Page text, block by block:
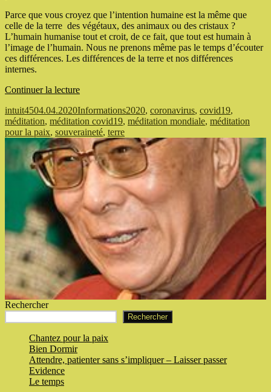
Parce que vous croyez que l’intention humaine est la même que
celle de la terre des végétaux, des animaux ou des cristaux ?
L’humain humanise tout et croit, de ce fait, que tout est humain à
l’image de l’humain. Nous ne prenons même pas le temps d’écouter
ces différences. Les différences de la terre et nos différences
internes.
Continuer la lecturede
méditations
mondiales
pour
la
terre »
Auteur
intuit45Publié
le
04.04.2020Catégories
InformationsÉtiquettes
2020, coronavirus, covid19,
méditation, méditation covid19, méditation mondiale, méditation
pour la paix, souveraineté, terre
Rechercher
Rechercher
Chantez pour la paix
Bien Dormir
Attendre, patienter sans s’impliquer – Laisser passer
Evidence
Le temps